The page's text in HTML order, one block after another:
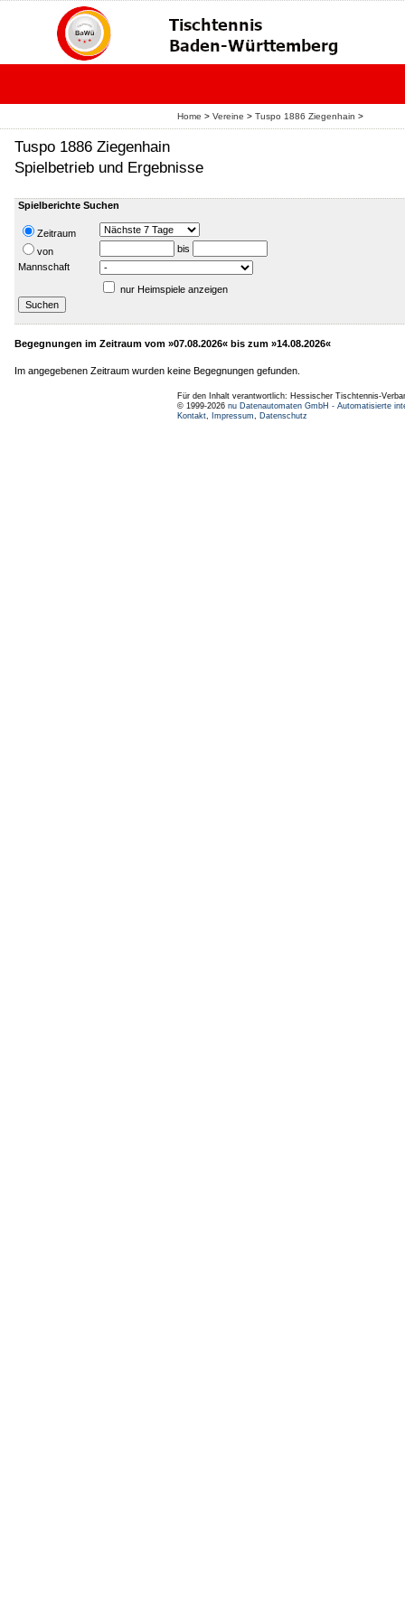
Home > Vereine > Tuspo 1886 Ziegenhain >
Tuspo 1886 Ziegenhain
Spielbetrieb und Ergebnisse
Spielberichte Suchen
Zeitraum
von
bis
Mannschaft
nur Heimspiele anzeigen
Begegnungen im Zeitraum vom »07.08.2026« bis zum »14.08.2026«
Im angegebenen Zeitraum wurden keine Begegnungen gefunden.
Für den Inhalt verantwortlich: Hessischer Tischtennis-
© 1999-2026 nu Datenautomaten GmbH - Automatisierte
Kontakt, Impressum, Datenschutz